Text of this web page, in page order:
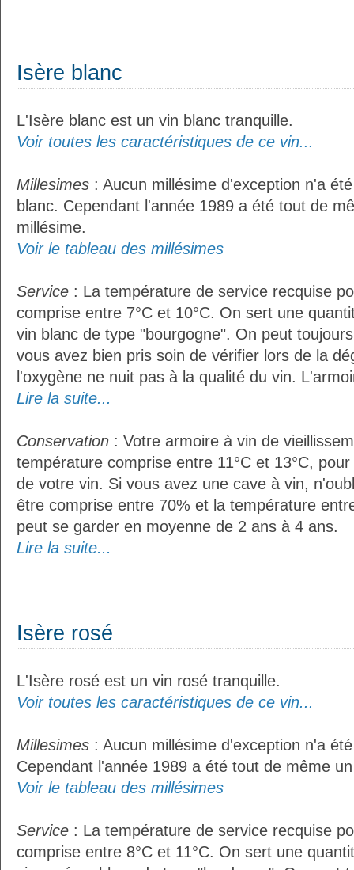
Isère blanc
L'Isère blanc est un vin blanc tranquille.
Voir toutes les caractéristiques de ce vin...
Millesimes : Aucun millésime d'exception n'a
blanc. Cependant l'année 1989 a été tout de
millésime.
Voir le tableau des millésimes
Service : La température de service recquise
comprise entre 7°C et 10°C. On sert une
vin blanc de type "bourgogne". On peut
vous avez bien pris soin de vérifier lors de la
l'oxygène ne nuit pas à la qualité du vin.
Lire la suite...
Conservation : Votre armoire à vin de
température comprise entre 11°C et 13°C,
de votre vin. Si vous avez une cave à vin,
être comprise entre 70% et la température
peut se garder en moyenne de 2 ans à 4 ans.
Lire la suite...
Isère rosé
L'Isère rosé est un vin rosé tranquille.
Voir toutes les caractéristiques de ce vin...
Millesimes : Aucun millésime d'exception n'a
Cependant l'année 1989 a été tout de même
Voir le tableau des millésimes
Service : La température de service recquise
comprise entre 8°C et 11°C. On sert une